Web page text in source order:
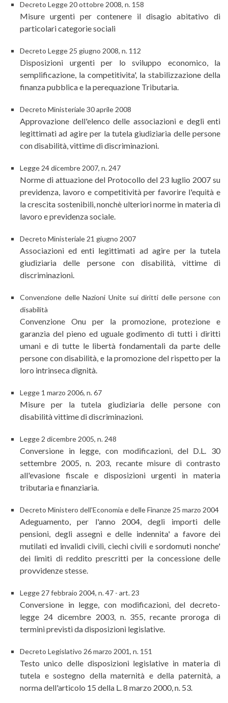
Decreto Legge 20 ottobre 2008, n. 158
Misure urgenti per contenere il disagio abitativo di
particolari categorie sociali
Decreto Legge 25 giugno 2008, n. 112
Disposizioni urgenti per lo sviluppo economico, la
semplificazione, la competitivita', la stabilizzazione della
finanza pubblica e la perequazione Tributaria.
Decreto Ministeriale 30 aprile 2008
Approvazione dell'elenco delle associazioni e degli enti
legittimati ad agire per la tutela giudiziaria delle persone
con disabilità, vittime di discriminazioni.
Legge 24 dicembre 2007, n. 247
Norme di attuazione del Protocollo del 23 luglio 2007 su
previdenza, lavoro e competitività per favorire l'equità e
la crescita sostenibili, nonchè ulteriori norme in materia di
lavoro e previdenza sociale.
Decreto Ministeriale 21 giugno 2007
Associazioni ed enti legittimati ad agire per la tutela
giudiziaria delle persone con disabilità, vittime di
discriminazioni.
Convenzione delle Nazioni Unite sui diritti delle persone con
disabilità
Convenzione Onu per la promozione, protezione e
garanzia del pieno ed uguale godimento di tutti i diritti
umani e di tutte le libertà fondamentali da parte delle
persone con disabilità, e la promozione del rispetto per la
loro intrinseca dignità.
Legge 1 marzo 2006, n. 67
Misure per la tutela giudiziaria delle persone con
disabilità vittime di discriminazioni.
Legge 2 dicembre 2005, n. 248
Conversione in legge, con modificazioni, del D.L. 30
settembre 2005, n. 203, recante misure di contrasto
all'evasione fiscale e disposizioni urgenti in materia
tributaria e finanziaria.
Decreto Ministero dell'Economia e delle Finanze 25 marzo 2004
Adeguamento, per l'anno 2004, degli importi delle
pensioni, degli assegni e delle indennita' a favore dei
mutilati ed invalidi civili, ciechi civili e sordomuti nonche'
dei limiti di reddito prescritti per la concessione delle
provvidenze stesse.
Legge 27 febbraio 2004, n. 47 - art. 23
Conversione in legge, con modificazioni, del decreto-
legge 24 dicembre 2003, n. 355, recante proroga di
termini previsti da disposizioni legislative.
Decreto Legislativo 26 marzo 2001, n. 151
Testo unico delle disposizioni legislative in materia di
tutela e sostegno della maternità e della paternità, a
norma dell'articolo 15 della L. 8 marzo 2000, n. 53.